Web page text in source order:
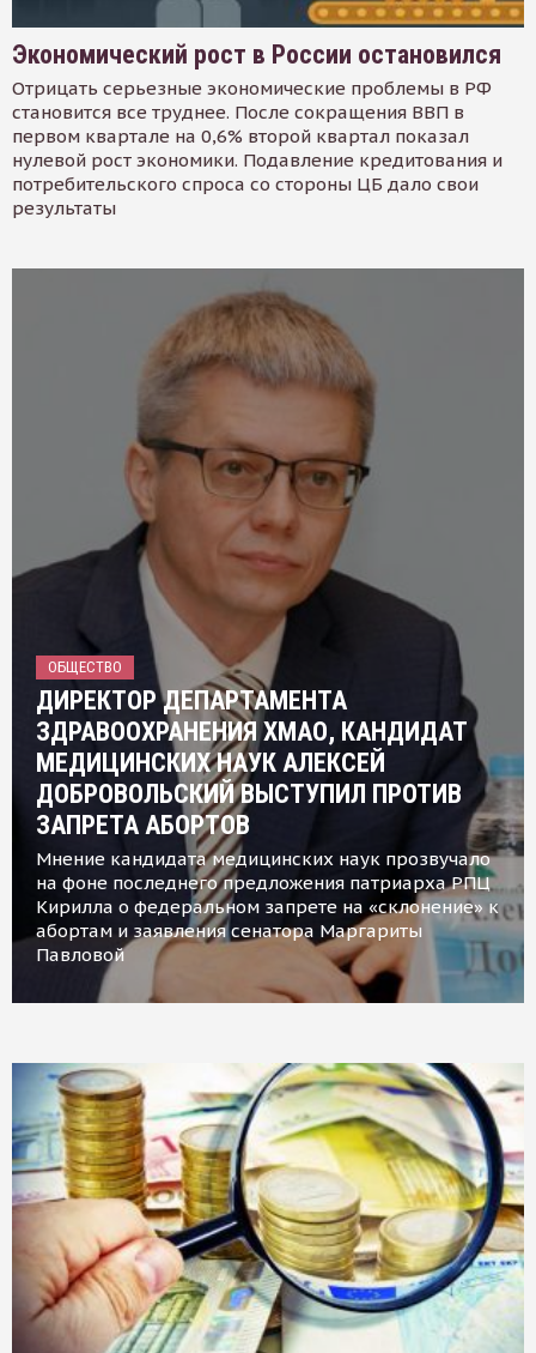
Экономический рост в России остановился
Отрицать серьезные экономические проблемы в РФ
становится все труднее. После сокращения ВВП в
первом квартале на 0,6% второй квартал показал
нулевой рост экономики. Подавление кредитования и
потребительского спроса со стороны ЦБ дало свои
результаты
ОБЩЕСТВО
ДИРЕКТОР ДЕПАРТАМЕНТА
ЗДРАВООХРАНЕНИЯ ХМАО, КАНДИДАТ
МЕДИЦИНСКИХ НАУК АЛЕКСЕЙ
ДОБРОВОЛЬСКИЙ ВЫСТУПИЛ ПРОТИВ
ЗАПРЕТА АБОРТОВ
Мнение кандидата медицинских наук прозвучало
на фоне последнего предложения патриарха РПЦ
Кирилла о федеральном запрете на «склонение» к
абортам и заявления сенатора Маргариты
Павловой